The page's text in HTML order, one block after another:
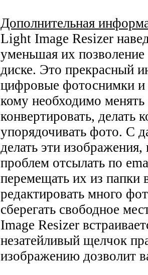
Дополнительная
Light Image Resizer
уменьшая их
диске. Это прекрасный
цифровые фотоснимки и
кому необходимо
конвертировать, делать
упорядочивать фото. С
делать эти
проблем отсылать по
перемещать их из папки
редактировать много
сберегать свободное
Image Resizer
незатейливый щелчок
изображению дозволит